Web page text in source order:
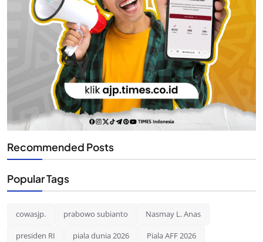
Recommended Posts
Popular Tags
cowasjp. prabowo subianto Nasmay L. Anas
presiden RI piala dunia 2026 Piala AFF 2026